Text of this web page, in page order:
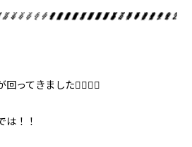
ンラインストア
ってきました✌🏻✌🏻
は！！